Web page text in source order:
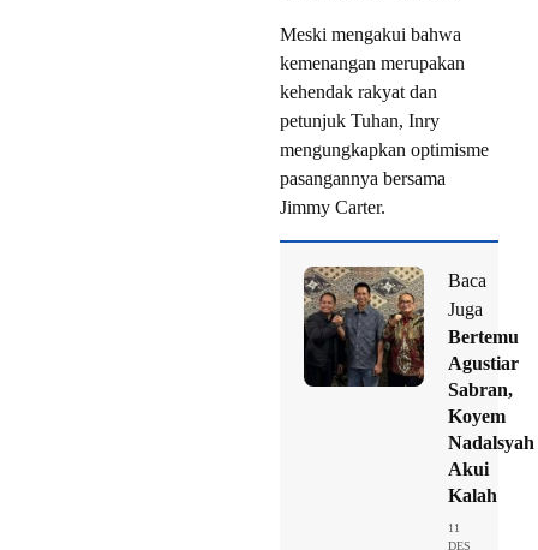
Meski mengakui bahwa
kemenangan merupakan
kehendak rakyat dan
petunjuk Tuhan, Inry
mengungkapkan optimisme
pasangannya bersama
Jimmy Carter.
Baca
Juga
Bertemu
Agustiar
Sabran,
Koyem
Nadalsyah
Akui
Kalah
11
DES